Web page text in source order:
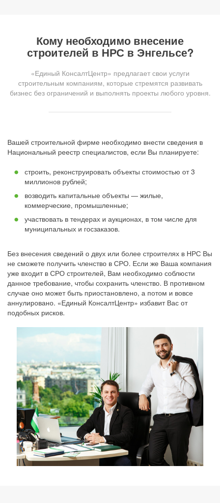
Кому необходимо внесение
строителей в НРС в Энгельсе?
«Единый КонсалтЦентр» предлагает свои услуги
строительным компаниям, которые стремятся развивать
бизнес без ограничений и выполнять проекты любого уровня.
Вашей строительной фирме необходимо внести сведения в
Национальный реестр специалистов, если Вы планируете:
строить, реконструировать объекты стоимостью от 3
миллионов рублей;
возводить капитальные объекты — жилые,
коммерческие, промышленные;
участвовать в тендерах и аукционах, в том числе для
муниципальных и госзаказов.
Без внесения сведений о двух или более строителях в НРС Вы
не сможете получить членство в СРО. Если же Ваша компания
уже входит в СРО строителей, Вам необходимо соблюсти
данное требование, чтобы сохранить членство. В противном
случае оно может быть приостановлено, а потом и вовсе
аннулировано. «Единый КонсалтЦентр» избавит Вас от
подобных рисков.